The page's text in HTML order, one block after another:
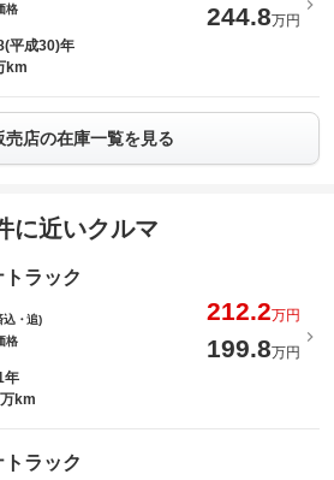
格
244.8万円
平成30)年
km
売店の在庫一覧を見る
に近いクルマ
トラック
込・追)
212.2万円
格
199.8万円
年
km
トラック